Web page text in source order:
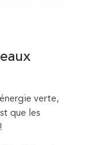
verte,
que les
!